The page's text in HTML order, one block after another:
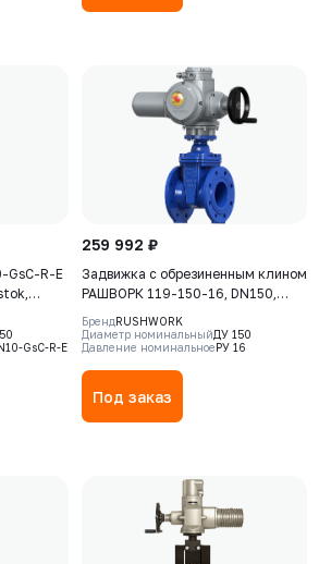
GsC-R-E
нож
GsC-R-E
259 992 ₽
Задвижка с обрезиненным клином
РАШВОРК 119-150-16, DN150,
PN16, корпус - GJS-500-7
(GGG50), клин - GJS-500-7
(GGG50), уплотнение - EPDM, Ф/
Ф, с электроприводом EMD10
Basic, 380В
БрендRUSHWORK
Диаметр номинальныйДУ 150
Давление номинальноеРУ 16
Под заказ